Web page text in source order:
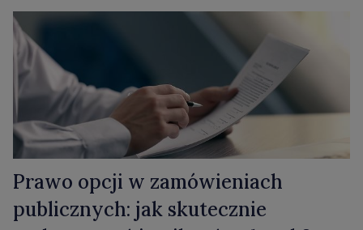
Prawo opcji w zamówieniach
publicznych: jak skutecznie